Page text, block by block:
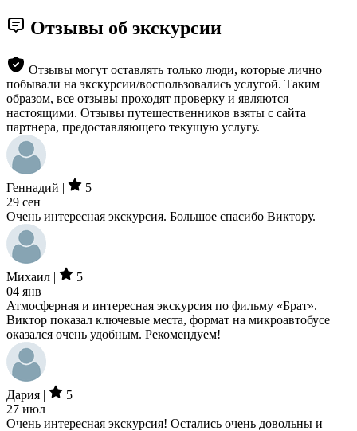
Отзывы об экскурсии
Отзывы могут оставлять только люди, которые лично
побывали на экскурсии/воспользовались услугой. Таким
образом, все отзывы проходят проверку и являются
настоящими. Отзывы путешественников взяты с сайта
партнера, предоставляющего текущую услугу.
Геннадий |
5
29 сен
Очень интересная экскурсия. Большое спасибо Виктору.
Михаил |
5
04 янв
Атмосферная и интересная экскурсия по фильму «Брат».
Виктор показал ключевые места, формат на микроавтобусе
оказался очень удобным. Рекомендуем!
Дария |
5
27 июл
Очень интересная экскурсия! Остались очень довольны и